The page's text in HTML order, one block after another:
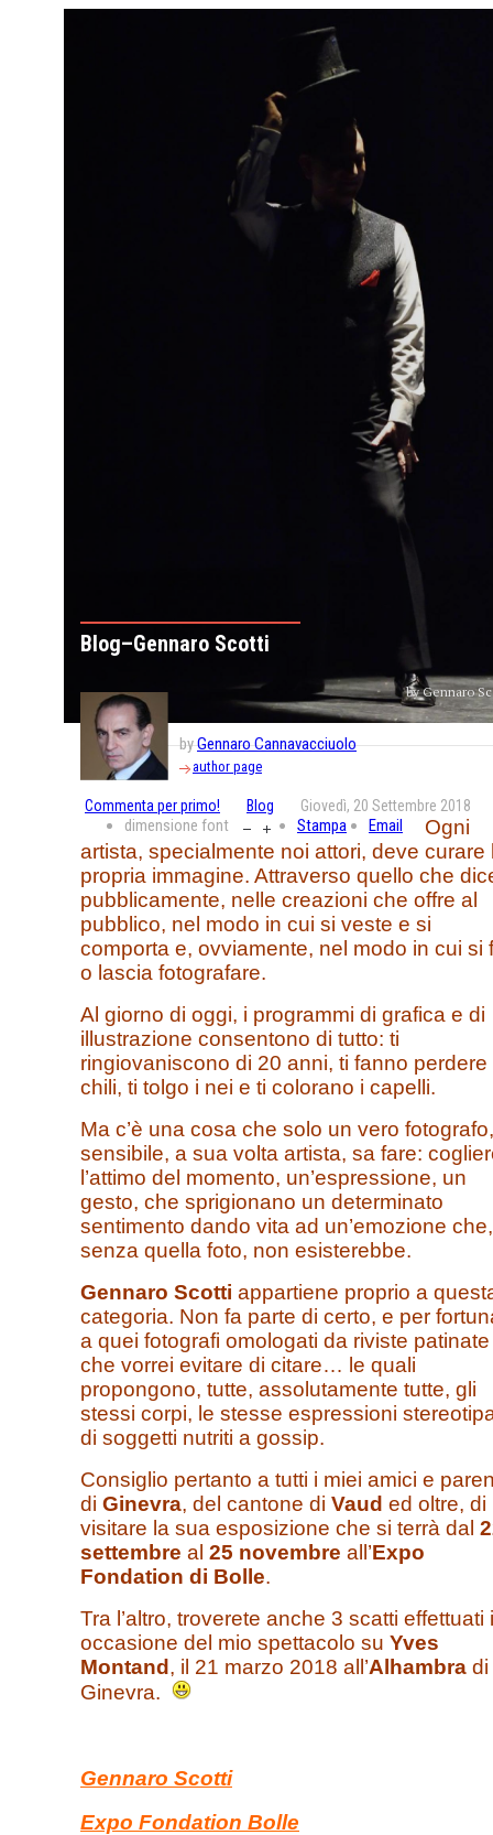
by Gennaro
Blog–Gennaro Scotti
byGennaro Cannavacciuolo
author page
Commenta per primo! Blog Giovedì, 20 Settembre 2018
dimensione font Stampa Email
Ogni
artista, specialmente noi attori, deve curare
propria immagine. Attraverso quello che
pubblicamente, nelle creazioni che offre al
pubblico, nel modo in cui si veste e si
comporta e, ovviamente, nel modo in cui si
o lascia fotografare.
Al giorno di oggi, i programmi di grafica e di
illustrazione consentono di tutto: ti
ringiovaniscono di 20 anni, ti fanno perdere
chili, ti tolgo i nei e ti colorano i capelli.
Ma c’è una cosa che solo un vero fotografo,
sensibile, a sua volta artista, sa fare:
l’attimo del momento, un’espressione, un
gesto, che sprigionano un determinato
sentimento dando vita ad un’emozione che,
senza quella foto, non esisterebbe.
Gennaro Scotti appartiene proprio a
categoria. Non fa parte di certo, e per
a quei fotografi omologati da riviste patinate
che vorrei evitare di citare… le quali
propongono, tutte, assolutamente tutte, gli
stessi corpi, le stesse espressioni
di soggetti nutriti a gossip.
Consiglio pertanto a tutti i miei amici e
di Ginevra, del cantone di Vaud ed oltre, di
visitare la sua esposizione che si terrà dal
settembre al 25 novembre all’Expo
Fondation di Bolle.
Tra l’altro, troverete anche 3 scatti effettuati
occasione del mio spettacolo su Yves
Montand , il 21 marzo 2018 all’Alhambra di
Ginevra.
Gennaro Scotti
Expo Fondation Bolle